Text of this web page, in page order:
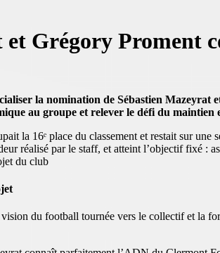
et Grégory Proment
la nomination de Sébastien Mazeyrat
au groupe et relever le défi du maintien
la 16ᵉ place du classement et restait sur
réalisé par le staff, et atteint l’objectif fixé :
du club
du football tournée vers le collectif et la